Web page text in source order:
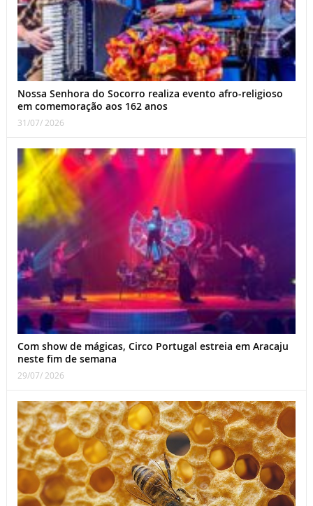
Nossa Senhora do Socorro realiza evento afro-religioso
em comemoração aos 162 anos
31/07/ 2026
Com show de mágicas, Circo Portugal estreia em Aracaju
neste fim de semana
29/07/ 2026